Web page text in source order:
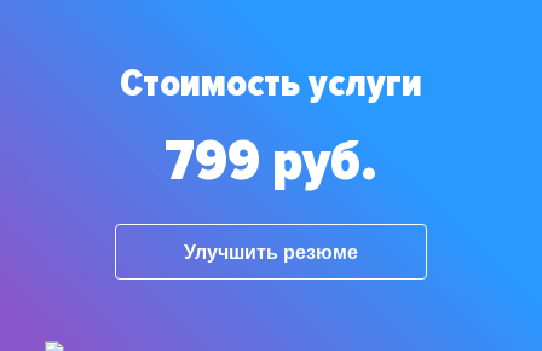
Стоимость услуги
799 руб.
Улучшить резюме